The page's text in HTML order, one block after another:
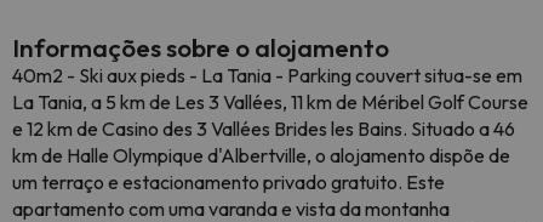
Informações sobre o alojamento
40m2 - Ski aux pieds - La Tania - Parking couvert situa-se em
La Tania, a 5 km de Les 3 Vallées, 11 km de Méribel Golf Course
e 12 km de Casino des 3 Vallées Brides les Bains. Situado a 46
km de Halle Olympique d'Albertville, o alojamento dispõe de
um terraço e estacionamento privado gratuito. Este
apartamento com uma varanda e vista da montanha